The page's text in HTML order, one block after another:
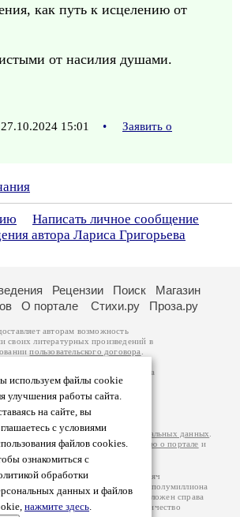
как путь к исцелению от
от насилия душами.
15:01 •
Заявить о
Написать личное сообщение
автора Лариса Григорьева
используем файлы cookie
улучшения работы сайта.
на сайте, вы
с условиями
файлов cookies.
ознакомиться с
обработки
данных и файлов
нажмите здесь.
Рецензии Поиск
Магазин
О портале Стихи.ру Проза.ру
авторам возможность
своих литературных произведений в
пользовательского договора
произведения принадлежат авторам
. Перепечатка произведений возможна
автора, к которому вы можете
странице. Ответственность за
несут самостоятельно на
изаконодательства
Политики обработки персональных данных
более подробнуюинформацию о портале и
портала Проза.ру – порядка 100 тысяч
в общей сумме просматривают более полумиллиона
посещаемости, который расположен справа
графе указано по две цифры: количество